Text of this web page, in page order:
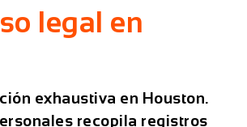
legal en
exhaustiva en Houston.
recopila registros